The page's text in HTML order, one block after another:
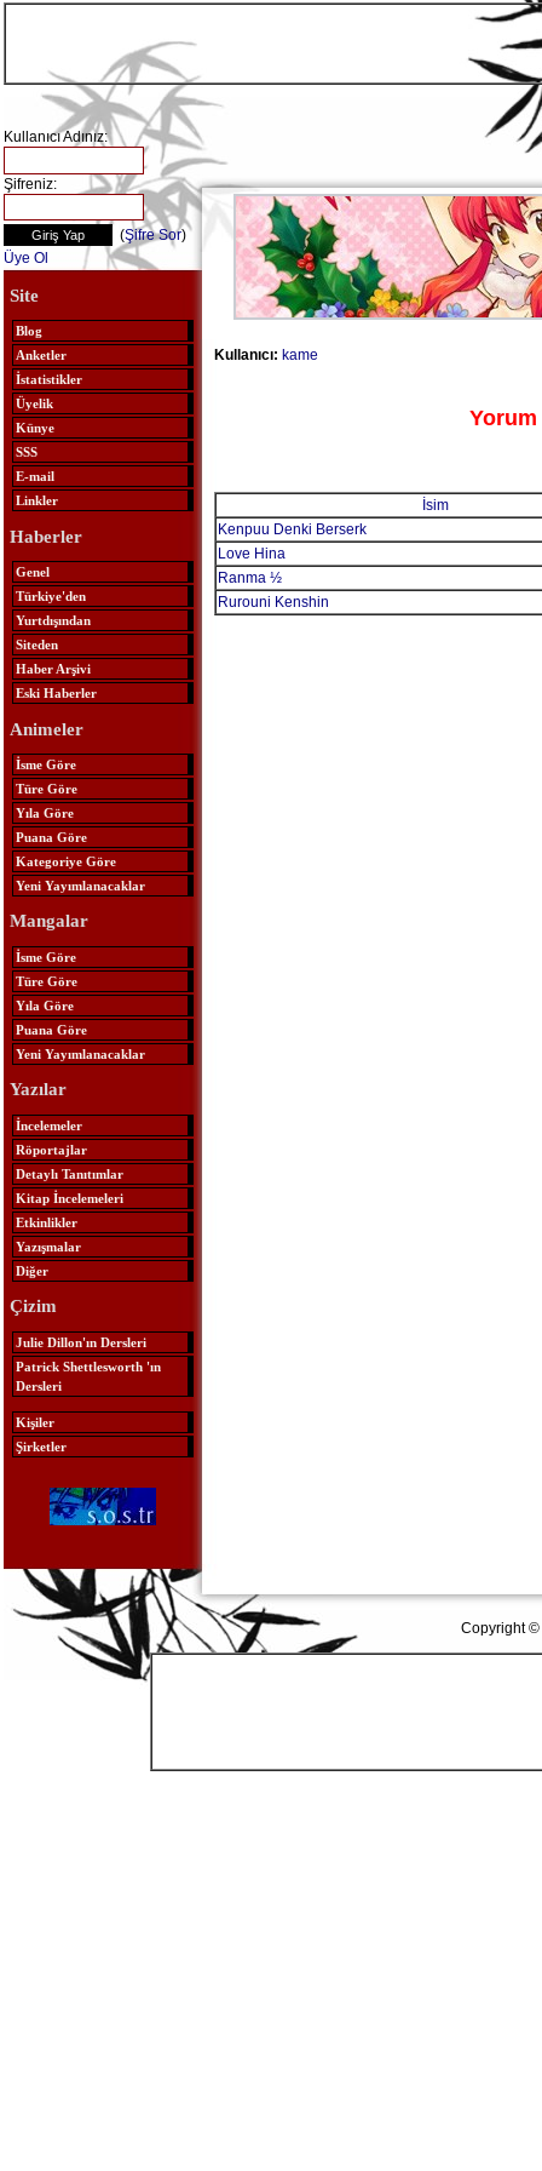
Kullanıcı Adınız:
Şifreniz:
(Şifre Sor)
Üye Ol
Site
Blog
Anketler
İstatistikler
Üyelik
Künye
SSS
E-mail
Linkler
Haberler
Genel
Türkiye'den
Yurtdışından
Siteden
Haber Arşivi
Eski Haberler
Animeler
İsme Göre
Türe Göre
Yıla Göre
Puana Göre
Kategoriye Göre
Yeni Yayımlanacaklar
Mangalar
İsme Göre
Türe Göre
Yıla Göre
Puana Göre
Yeni Yayımlanacaklar
Yazılar
İncelemeler
Röportajlar
Detaylı Tanıtımlar
Kitap İncelemeleri
Etkinlikler
Yazışmalar
Diğer
Çizim
Julie Dillon'ın Dersleri
Patrick Shettlesworth 'ın
Dersleri
Kişiler
Şirketler
Kullanıcı: kame
Yorum
İsim
Kenpuu Denki Berserk
Love Hina
Ranma ½
Rurouni Kenshin
Copyright ©